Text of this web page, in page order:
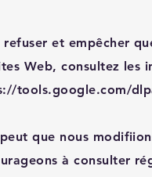
refuser et empêcher
Web, consultez les
tools.google.com/
que nous
à consulter